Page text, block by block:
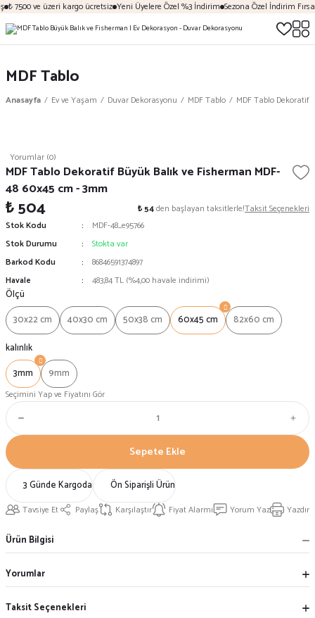
₺ 7500 ve üzeri kargo ücretsiz Yeni Üyelere Özel %3 İndirim Sezona Özel İndirim
MDF Tablo
Anasayfa Ev ve Yaşam Duvar Dekorasyonu MDF Tablo MDF Tablo Dekoratif
Yorumlar (0)
MDF Tablo Dekoratif Büyük Balık ve Fisherman MDF-
48 60x45 cm - 3mm
₺ 504 ₺ 54den başlayan taksitlerle!Taksit Seçenekleri
Stok Kodu
MDF-48_e95766
Stok Durumu
Stokta var
Barkod Kodu
86846591374897
Havale
483,84 TL (%4,00 havale indirimi)
Ölçü
30x22 cm
40x30 cm 50x38 cm 60x45 cm
82x60 cm
kalınlık
3mm
9mm
Seçimini Yap ve Fiyatını Gör
Sepete Ekle
3 Günde Kargoda Ön Siparişli Ürün
Tavsiye Et Paylaş Karşılaştır Fiyat Alarmı Yorum Yaz Yazdır
Ürün Bilgisi
Yorumlar
Taksit Seçenekleri